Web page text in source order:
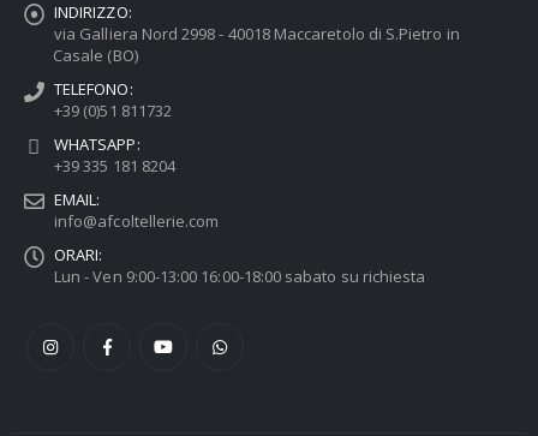
INDIRIZZO:
via Galliera Nord 2998 - 40018 Maccaretolo di S.Pietro in
Casale (BO)
TELEFONO:
+39 (0)51 811732
WHATSAPP:
+39 335 181 8204
EMAIL:
info@afcoltellerie.com
ORARI:
Lun - Ven 9:00-13:00 16:00-18:00 sabato su richiesta